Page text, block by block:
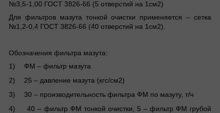
№3,5-1,00 ГОСТ 3826-66 (5 отверстий на 1см2)
Для фильтров мазута тонкой очистки применяется – сетка
№1,2-0,4 ГОСТ 3826-66 (40 отверстий на 1см2).
Обозначения фильтра мазута:
1)
ФМ – фильтр мазута
2)
25 – давление мазута (кгс/см2)
3)
30 – производительность фильтра ФМ по мазуту, т/ч
4)
40 – фильтр ФМ тонкой очистки, 5 – фильтр ФМ грубой